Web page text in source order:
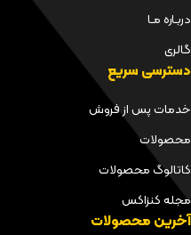
دربـاره مـا
گالری
دسترسی سریع
خدمات پس از فروش
محصولات
کاتالوگ محصولات
مجله کنزاکس
آخرین محصولات